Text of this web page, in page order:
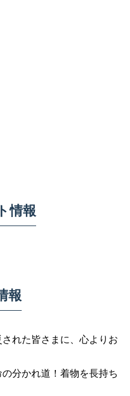
情報
報
れた皆さまに、心よりお
分かれ道！着物を長持ち